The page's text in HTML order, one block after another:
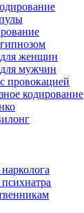
женщин
мужчин
провокацией
кодирование